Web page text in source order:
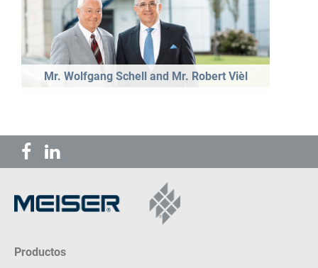
Mr. Wolfgang Schell and Mr. Robert Vièl
Productos